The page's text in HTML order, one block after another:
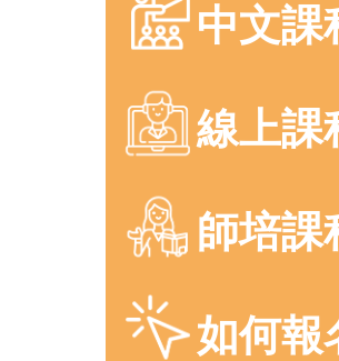
中文課
線上課
師培課
如何報